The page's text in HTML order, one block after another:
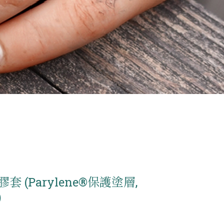
套 (Parylene®保護塗層,